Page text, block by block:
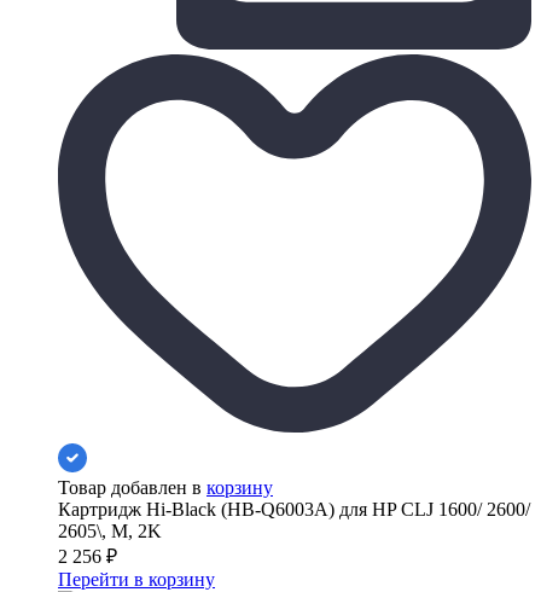
Товар добавлен в корзину
Картридж Hi-Black (HB-Q6003A) для HP CLJ 1600/ 2600/
2605\, M, 2K
2 256 ₽
Перейти в корзину